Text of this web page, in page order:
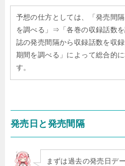
予想の仕方としては、「発売間
を調べる」⇒「各巻の収録話数
誌の発売間隔から収録話数を収
期間を調べる」によって総合的
す。
発売日と発売間隔
まずは過去の発売日デ